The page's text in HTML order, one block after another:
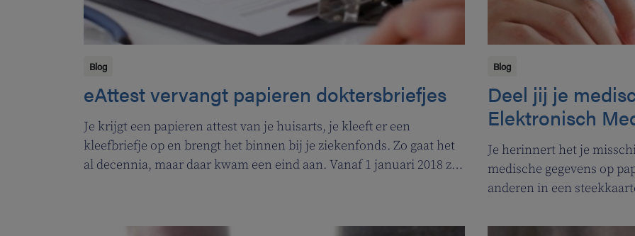
Blog
eAttest vervangt papieren doktersbriefjes
Je krijgt een papieren attest van je huisarts, je kleeft er een
kleefbriefje op en brengt het binnen bij je ziekenfonds. Zo gaat het
al decennia, maar daar kwam een eind aan. Vanaf 1 januari 2018 zag
Blog
Deel jij je
Elektronisch
Je herinnert het je
medische gegevens op
anderen in een
dossier (EMD), maar ook